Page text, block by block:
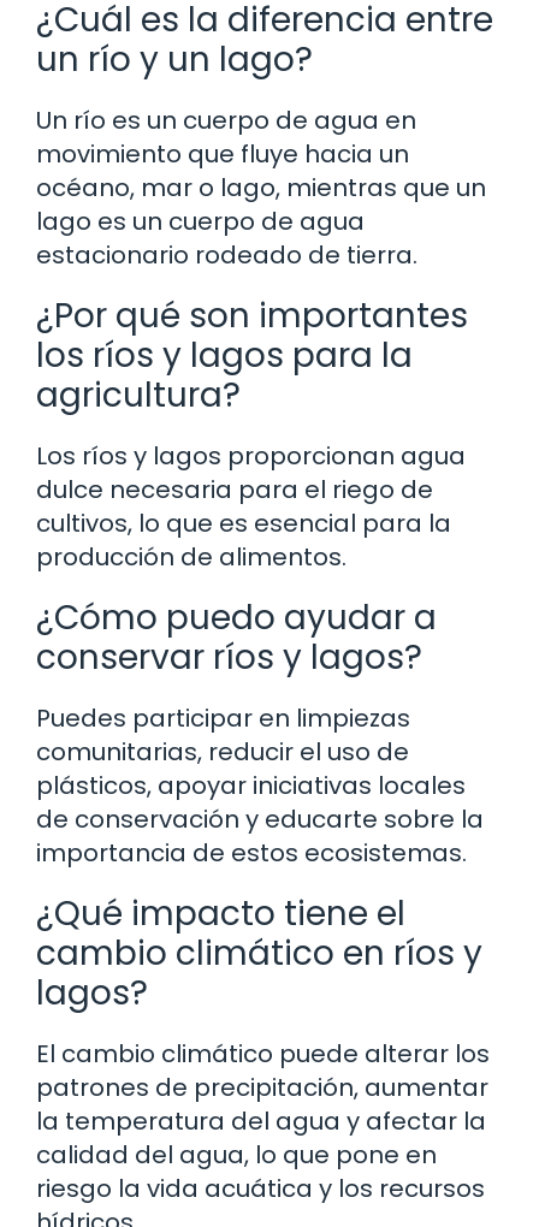
¿Cuál es la diferencia entre
un río y un lago?
Un río es un cuerpo de agua en
movimiento que fluye hacia un
océano, mar o lago, mientras que un
lago es un cuerpo de agua
estacionario rodeado de tierra.
¿Por qué son importantes
los ríos y lagos para la
agricultura?
Los ríos y lagos proporcionan agua
dulce necesaria para el riego de
cultivos, lo que es esencial para la
producción de alimentos.
¿Cómo puedo ayudar a
conservar ríos y lagos?
Puedes participar en limpiezas
comunitarias, reducir el uso de
plásticos, apoyar iniciativas locales
de conservación y educarte sobre la
importancia de estos ecosistemas.
¿Qué impacto tiene el
cambio climático en ríos y
lagos?
El cambio climático puede alterar los
patrones de precipitación, aumentar
la temperatura del agua y afectar la
calidad del agua, lo que pone en
riesgo la vida acuática y los recursos